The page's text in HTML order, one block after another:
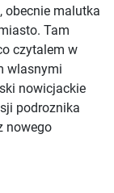
obecnie malutka
Tam
czytalem w
wlasnymi
nowicjackie
podroznika
nowego